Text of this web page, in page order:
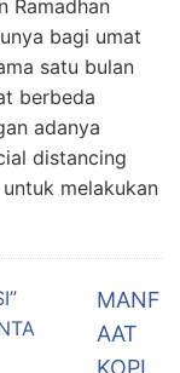
Ramadhan
bagi umat
satu bulan
berbeda
adanya
distancing
melakukan
MANF
AAT
KOPI